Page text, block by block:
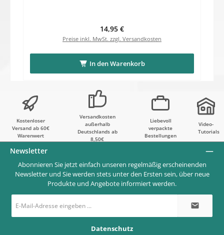
Regulärer Preis:
14,95 €
Preise inkl. MwSt. zzgl. Versandkosten
In den Warenkorb
Kostenloser
Versand ab 60€
Warenwert
Versandkosten
außerhalb
Deutschlands ab
8,50€
Liebevoll
verpackte
Bestellungen
Video-
Tutorials
Newsletter
Abonnieren Sie jetzt einfach unseren regelmäßig erscheinenden
Newsletter und Sie werden stets unter den Ersten sein, über neue
Produkte und Angebote informiert werden.
Mail-
*
Datenschutz